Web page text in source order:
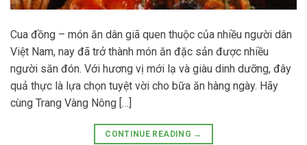
Cua đồng – món ăn dân giã quen thuộc của nhiều người dân
Việt Nam, nay đã trở thành món ăn đặc sản được nhiều
người săn đón. Với hương vị mới lạ và giàu dinh dưỡng, đây
quả thực là lựa chọn tuyệt vời cho bữa ăn hàng ngày. Hãy
cùng Trang Vàng Nông […]
CONTINUE READING →